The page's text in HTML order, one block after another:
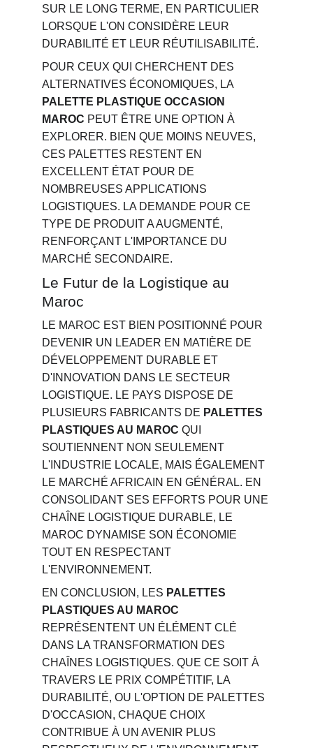
SUR LE LONG TERME, EN PARTICULIER
LORSQUE L'ON CONSIDÈRE LEUR
DURABILITÉ ET LEUR RÉUTILISABILITÉ.
POUR CEUX QUI CHERCHENT DES
ALTERNATIVES ÉCONOMIQUES, LA
PALETTE PLASTIQUE OCCASION
MAROC PEUT ÊTRE UNE OPTION À
EXPLORER. BIEN QUE MOINS NEUVES,
CES PALETTES RESTENT EN
EXCELLENT ÉTAT POUR DE
NOMBREUSES APPLICATIONS
LOGISTIQUES. LA DEMANDE POUR CE
TYPE DE PRODUIT A AUGMENTÉ,
RENFORÇANT L'IMPORTANCE DU
MARCHÉ SECONDAIRE.
Le Futur de la Logistique au
Maroc
LE MAROC EST BIEN POSITIONNÉ POUR
DEVENIR UN LEADER EN MATIÈRE DE
DÉVELOPPEMENT DURABLE ET
D'INNOVATION DANS LE SECTEUR
LOGISTIQUE. LE PAYS DISPOSE DE
PLUSIEURS FABRICANTS DE PALETTES
PLASTIQUES AU MAROC QUI
SOUTIENNENT NON SEULEMENT
L'INDUSTRIE LOCALE, MAIS ÉGALEMENT
LE MARCHÉ AFRICAIN EN GÉNÉRAL. EN
CONSOLIDANT SES EFFORTS POUR UNE
CHAÎNE LOGISTIQUE DURABLE, LE
MAROC DYNAMISE SON ÉCONOMIE
TOUT EN RESPECTANT
L'ENVIRONNEMENT.
EN CONCLUSION, LES PALETTES
PLASTIQUES AU MAROC
REPRÉSENTENT UN ÉLÉMENT CLÉ
DANS LA TRANSFORMATION DES
CHAÎNES LOGISTIQUES. QUE CE SOIT À
TRAVERS LE PRIX COMPÉTITIF, LA
DURABILITÉ, OU L'OPTION DE PALETTES
D'OCCASION, CHAQUE CHOIX
CONTRIBUE À UN AVENIR PLUS